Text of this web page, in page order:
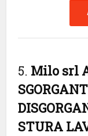
5. Milo srl
STURA